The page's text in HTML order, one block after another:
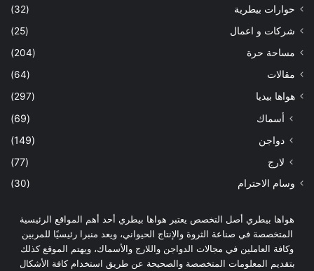
حوارات بيطرية
(32)
شركات و اعمال
(25)
مساحة حرة
(204)
مقالات
(64)
هواها بيديا
(297)
أسماك
(69)
دواجن
(149)
لارج
(77)
وسام الاحترام (30)
هواها بيطري أصل التخصص يعتبر هواها بيطري أحد أهم المواقع الرئيسية
المتخصصة في صناعة الثروة والإنتاج الحيواني، ويعد منبرا رئيسيًا للمربين
وكافة العاملين في مجالات الدواجن واللارج والأسماك، ويهتم الموقع كذلك
بتقديم المعلومات المتخصصة والصحيحة عن طريق استخدام كافة الأشكال